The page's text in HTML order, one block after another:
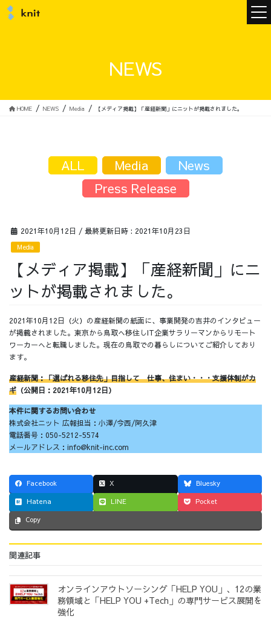
サービス
採用情報
チームインタビュー02
お問い合わせ
NEWS
HOME NEWS Media 【メディア掲載】「産経新聞」にニットが掲載されました。
2021年10月12日 / 最終更新日時 : 2021年10月23日
Media
【メディア掲載】「産経新聞」にニ
ットが掲載されました。
2021年10月12日（火）の産経新聞の紙面に、事業開発の吉井のインタビュー
が掲載されました。東京から鳥取へ移住しIT企業サラリーマンからリモート
ワーカーへと転職しました。現在の鳥取での暮らしについてご紹介しており
ます。
産経新聞：「選ばれる移住先」目指して 仕事、住まい・・・支援体制がカ
ギ （公開日：2021年10月12日）
本件に関するお問い合わせ
株式会社ニット 広報担当：小澤/今西/阿久津
電話番号：050-5212-5574
メールアドレス：info@knit-inc.com
Facebook X
Bluesky
Hatena
LINE Pocket
Copy
関連記事
オンラインアウトソーシング「HELP YOU」、12の業
務領域と「HELP YOU +Tech」の専門サービス展開を
強化
ALL Media
News
Press Release